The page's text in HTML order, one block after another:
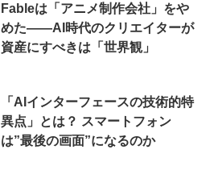
Fableは「アニメ制作会社」をや
めた――AI時代のクリエイターが
資産にすべきは「世界観」
「AIインターフェースの技術的特
異点」とは？ スマートフォン
は”最後の画面”になるのか